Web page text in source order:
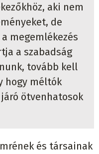
aki nem
de
megemlékezés
a szabadság
tovább kell
hogy méltók
ötvenhatosok
és társainak